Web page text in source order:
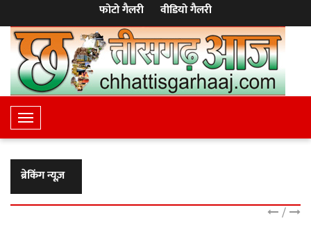
फोटो गैलरी वीडियो गैलरी
T
o
g
g
l
e
ब्रेकिंग न्यूज़
/